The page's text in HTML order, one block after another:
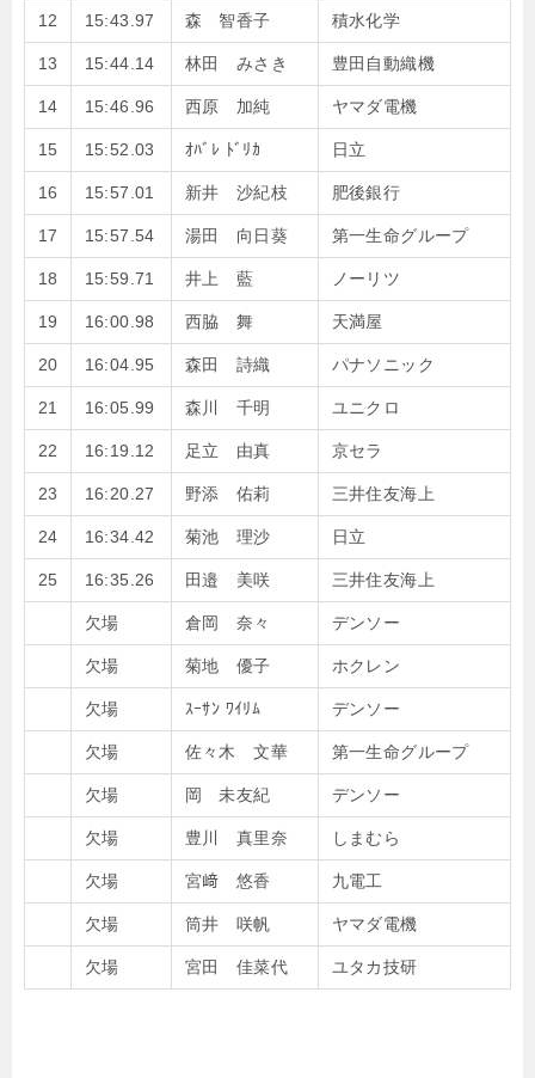
12 15:43.97 森 智香子 積水化学
13 15:44.14 林田 みさき 豊田自動織機
14 15:46.96 西原 加純 ヤマダ電機
15 15:52.03 ｵﾊﾞﾚ ﾄﾞﾘｶ 日立
16 15:57.01 新井 沙紀枝 肥後銀行
17 15:57.54 湯田 向日葵 第一生命グループ
18 15:59.71 井上 藍 ノーリツ
19 16:00.98 西脇 舞 天満屋
20 16:04.95 森田 詩織 パナソニック
21 16:05.99 森川 千明 ユニクロ
22 16:19.12 足立 由真 京セラ
23 16:20.27 野添 佑莉 三井住友海上
24 16:34.42 菊池 理沙 日立
25 16:35.26 田邉 美咲 三井住友海上
欠場 倉岡 奈々 デンソー
欠場 菊地 優子 ホクレン
欠場 ｽｰｻﾝ ﾜｲﾘﾑ デンソー
欠場 佐々木 文華 第一生命グループ
欠場 岡 未友紀 デンソー
欠場 豊川 真里奈 しまむら
欠場 宮﨑 悠香 九電工
欠場 筒井 咲帆 ヤマダ電機
欠場 宮田 佳菜代 ユタカ技研